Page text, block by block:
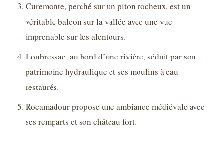
Curemonte, perché sur un piton rocheux, est un
véritable balcon sur la vallée avec une vue
imprenable sur les alentours.
Loubressac, au bord d’une rivière, séduit par son
patrimoine hydraulique et ses moulins à eau
restaurés.
Rocamadour propose une ambiance médiévale avec
ses remparts et son château fort.